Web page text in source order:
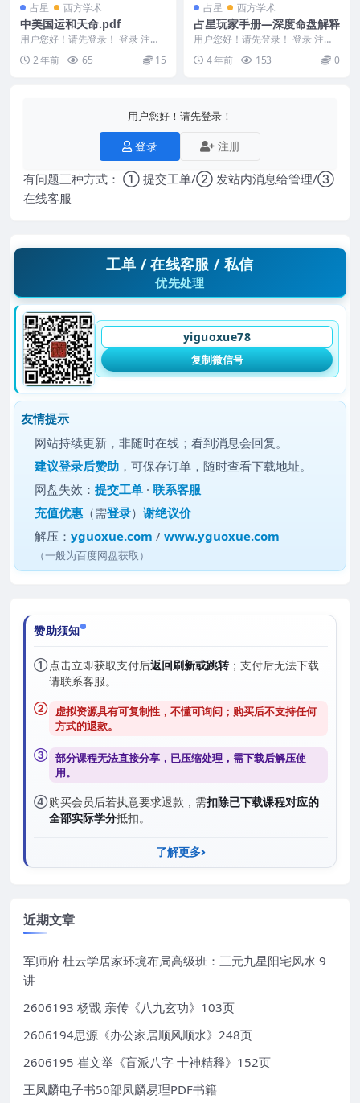
占星 西方学术
中美国运和天命.pdf
用户您好！请先登录！ 登录 注册
中美国运和天命.pdf225P 241166
... 2 年前 65 15
占星 西方学术
占星玩家手册—深度命盘解释
用户您好！请先登录！ 登录 注册
占星玩家手册—深度命盘解释 编
号22W320
4 年前 153 0
用户您好！请先登录！
登录 注册
有问题三种方式： ① 提交工单/② 发站内消息给管理/③
在线客服
工单 / 在线客服 / 私信
优先处理
yiguoxue78
复制微信号
友情提示
网站持续更新，非随时在线；看到消息会回复。
建议登录后赞助 ，可保存订单，随时查看下载地址。
网盘失效：提交工单 ·联系客服
充值优惠 （需登录）谢绝议价
解压：yguoxue.com /www.yguoxue.com
（一般为百度网盘获取）
赞助须知
① 点击立即获取支付后返回刷新或跳转；支付后无法下载
请联系客服。
② 虚拟资源具有可复制性，不懂可询问；购买后不支持任何
方式的退款。
③ 部分课程无法直接分享，已压缩处理，需下载后解压使
用。
④购买会员后若执意要求退款，需扣除已下载课程对应的
全部实际学分抵扣。
了解更多
近期文章
军师府 杜云学居家环境布局高级班：三元九星阳宅风水 9
讲
2606193 杨戬 亲传《八九玄功》103页
2606194思源《办公家居顺风顺水》248页
2606195 崔文举《盲派八字 十神精释》152页
王凤麟电子书50部凤麟易理PDF书籍